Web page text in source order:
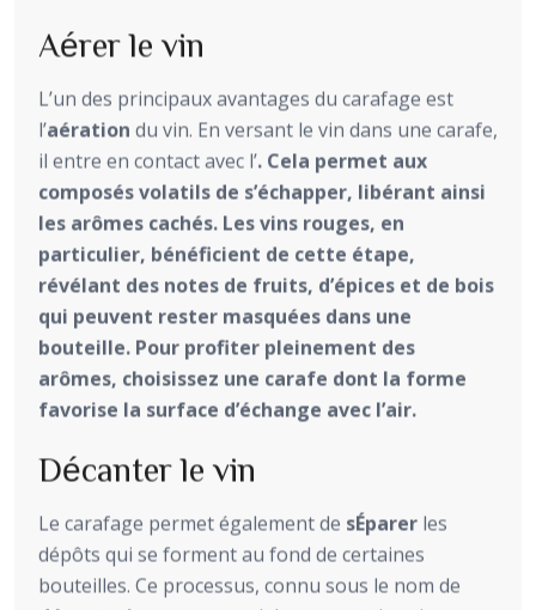
Aérer le vin
L’un des principaux avantages du carafage est
l’aération du vin. En versant le vin dans une carafe,
il entre en contact avec l’. Cela permet aux
composés volatils de s’échapper, libérant ainsi
les arômes cachés. Les vins rouges, en
particulier, bénéficient de cette étape,
révélant des notes de fruits, d’épices et de bois
qui peuvent rester masquées dans une
bouteille. Pour profiter pleinement des
arômes, choisissez une carafe dont la forme
favorise la surface d’échange avec l’air.
Décanter le vin
Le carafage permet également de sÉparer les
dépôts qui se forment au fond de certaines
bouteilles. Ce processus, connu sous le nom de